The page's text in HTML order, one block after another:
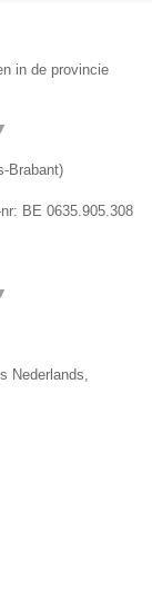
in de provincie
Brabant)
BE 0635.905.308
Nederlands,